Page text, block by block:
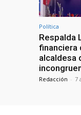
Política
Respalda
financiera
alcaldesa
Redacción - 7